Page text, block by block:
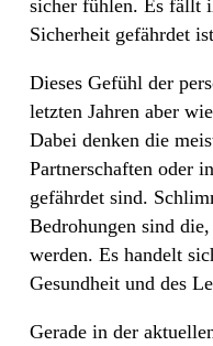
sicher fühlen. Es fällt
Sicherheit gefährdet
Dieses Gefühl der
letzten Jahren aber
Dabei denken die
Partnerschaften oder
gefährdet sind.
Bedrohungen sind
werden. Es handelt
Gesundheit und des
Gerade in der